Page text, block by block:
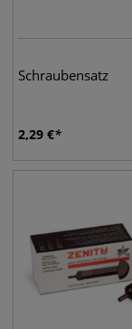
Schraubensatz
2,29 €